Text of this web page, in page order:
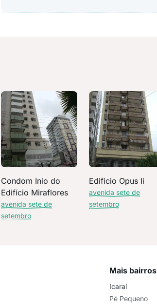
Condom Inio do
Edifício Miraflores
avenida sete de
setembro
Edificio Opus Ii
avenida sete de
setembro
Mais bairros
Icaraí
Pé Pequeno